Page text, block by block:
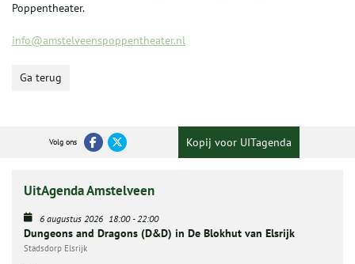
Poppentheater.
info@amstelveenspoppentheater.nl
Ga terug
Volg ons Kopij voor UITagenda
UitAgenda Amstelveen
6 augustus 2026 18:00-22:00
Dungeons and Dragons (D&D) in De Blokhut van Elsrijk
Stadsdorp Elsrijk